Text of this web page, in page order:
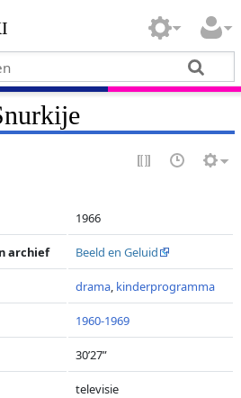
1966
archief Beeld en Geluid
drama, kinderprogramma
1960-1969
30’27”
televisie